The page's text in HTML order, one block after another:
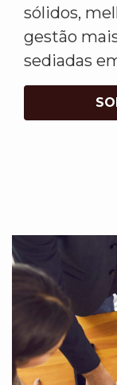
sólidos,
gestão
sediadas